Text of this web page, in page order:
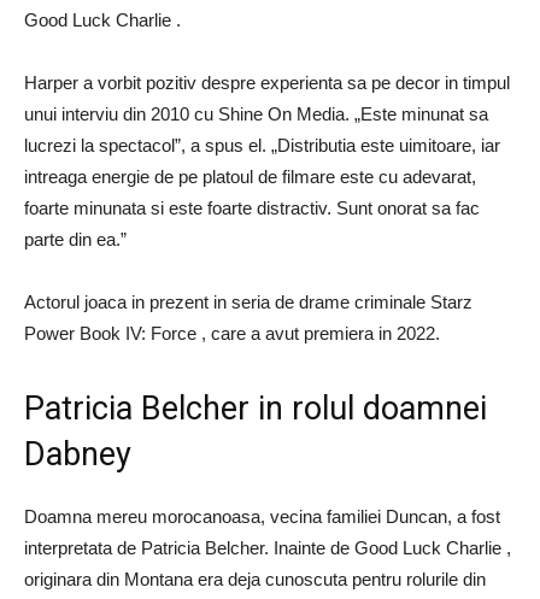
Good Luck Charlie .
Harper a vorbit pozitiv despre experienta sa pe decor in timpul
unui interviu din 2010 cu Shine On Media. „Este minunat sa
lucrezi la spectacol”, a spus el. „Distributia este uimitoare, iar
intreaga energie de pe platoul de filmare este cu adevarat,
foarte minunata si este foarte distractiv. Sunt onorat sa fac
parte din ea.”
Actorul joaca in prezent in seria de drame criminale Starz
Power Book IV: Force , care a avut premiera in 2022.
Patricia Belcher in rolul doamnei
Dabney
Doamna mereu morocanoasa, vecina familiei Duncan, a fost
interpretata de Patricia Belcher. Inainte de Good Luck Charlie ,
originara din Montana era deja cunoscuta pentru rolurile din